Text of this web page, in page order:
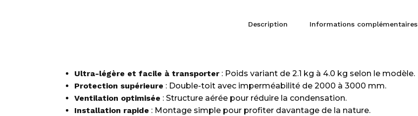
Description Informations complémentaires
Ultra-légère et facile à transporter : Poids variant de 2.1 kg à 4.0 kg selon le modèle.
Protection supérieure : Double-toit avec imperméabilité de 2000 à 3000 mm.
Ventilation optimisée : Structure aérée pour réduire la condensation.
Installation rapide : Montage simple pour profiter davantage de la nature.